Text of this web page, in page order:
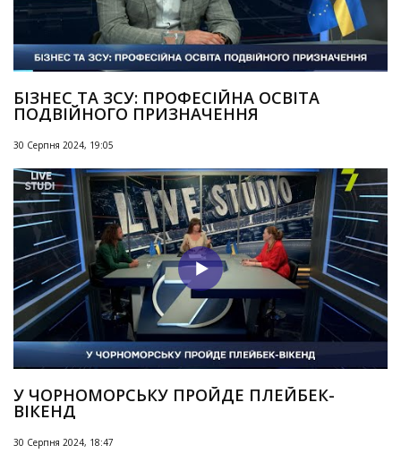
БІЗНЕС ТА ЗСУ: ПРОФЕСІЙНА ОСВІТА
ПОДВІЙНОГО ПРИЗНАЧЕННЯ
30 Серпня 2024, 19:05
У ЧОРНОМОРСЬКУ ПРОЙДЕ ПЛЕЙБЕК-
ВІКЕНД
30 Серпня 2024, 18:47